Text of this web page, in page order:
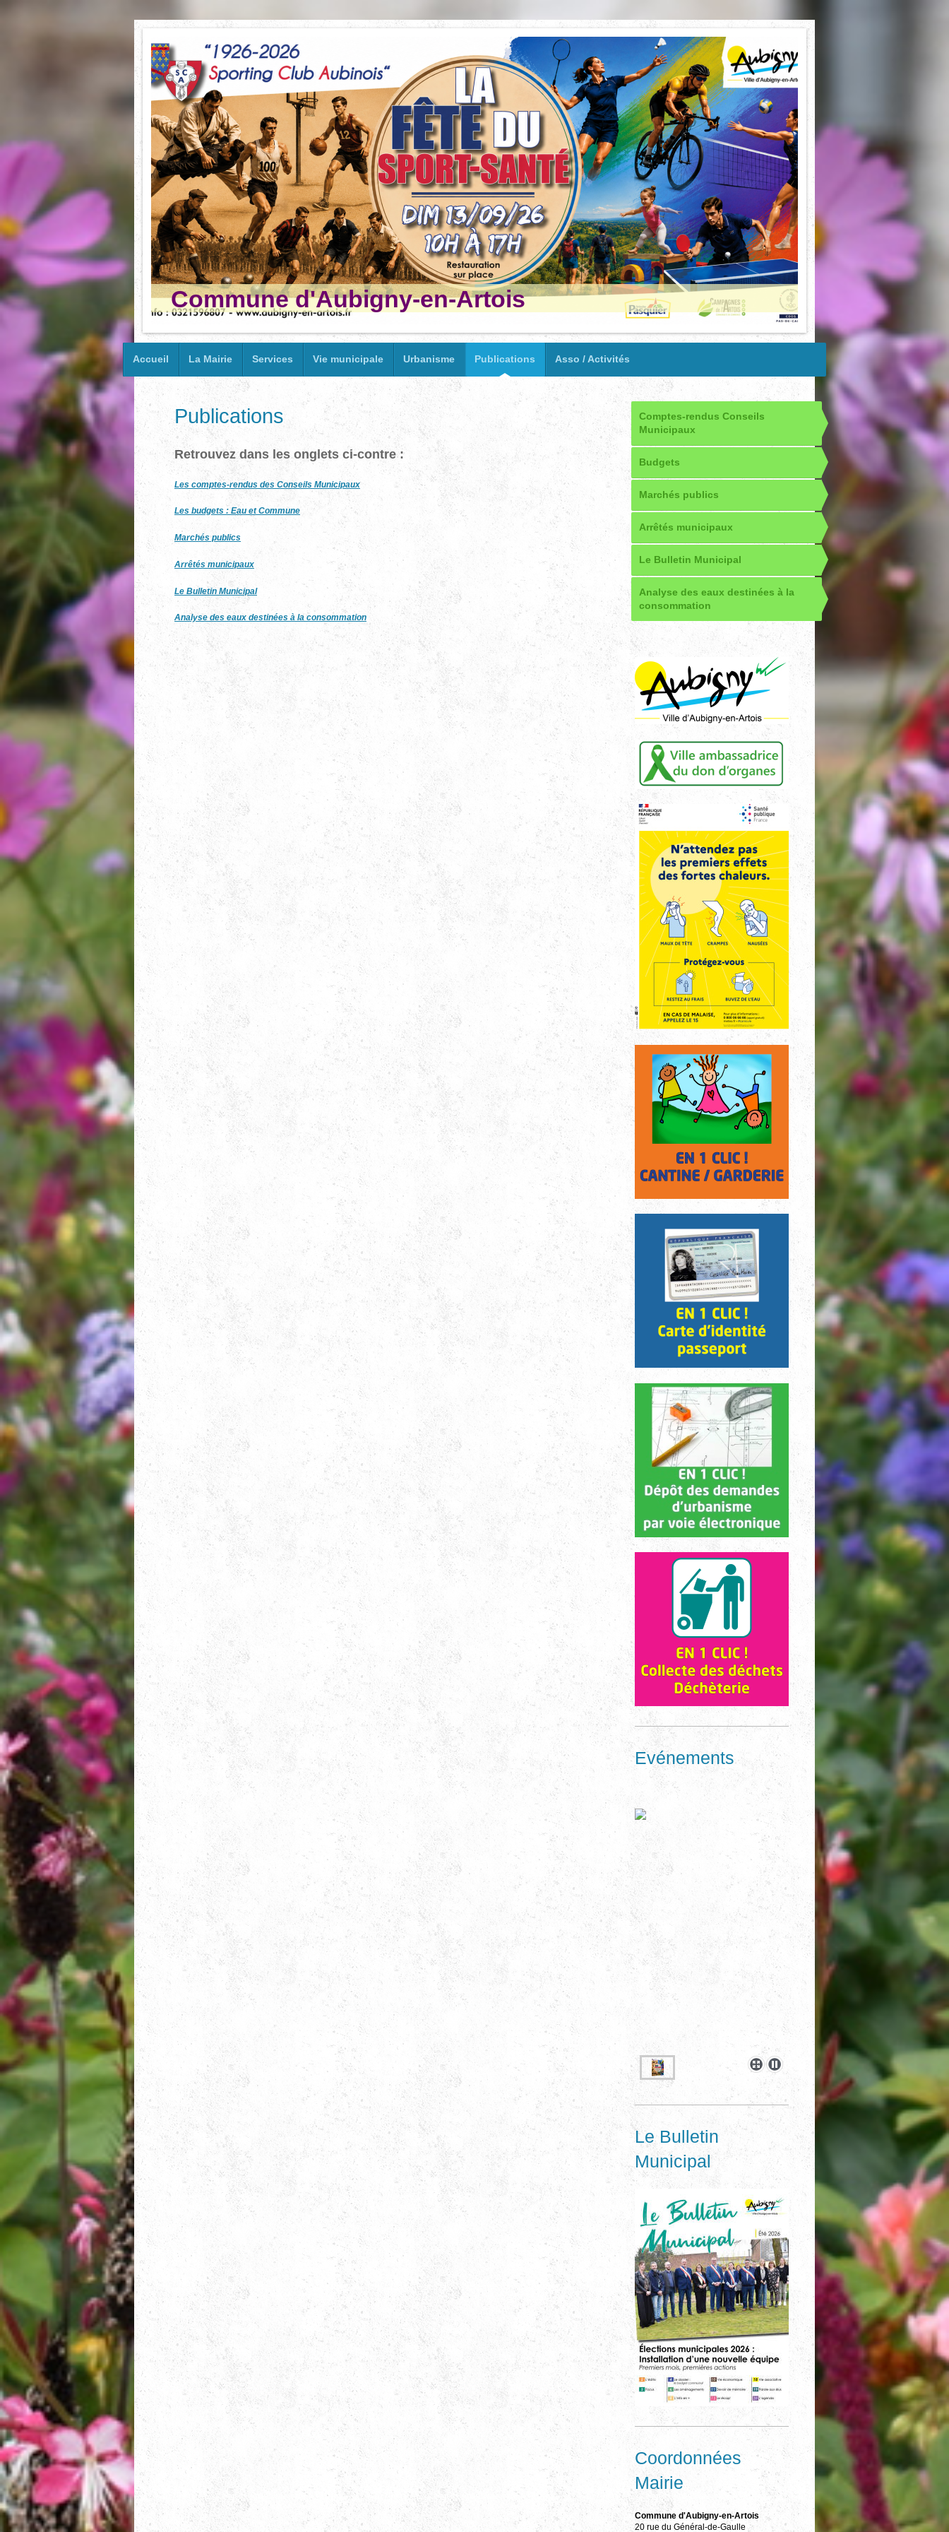
Commune d'Aubigny-en-Artois
Accueil La Mairie Services Vie municipale Urbanisme Publications Asso / Activités
Publications
Retrouvez dans les onglets ci-contre :
Les comptes-rendus des Conseils Municipaux
Les budgets : Eau et Commune
Marchés publics
Arrêtés municipaux
Le Bulletin Municipal
Analyse des eaux destinées à la consommation
Comptes-rendus Conseils
Municipaux
Budgets
Marchés publics
Arrêtés municipaux
Le Bulletin Municipal
Analyse des eaux destinées à la
consommation
Evénements
Le Bulletin
Municipal
Coordonnées
Mairie
Commune d'Aubigny-en-Artois
20 rue du Général-de-Gaulle